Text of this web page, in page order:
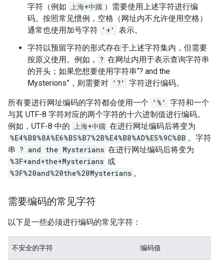
字符（例如 上海+中國 ）需要使用上述字符进行编
码。按照常见惯例，空格（网址内不允许使用空格）
通常也使用加号字符 '+'
表示。
字符以预留字符的形式存在于上述字符集内，但需要
按原义使用。例如，
? 在网址内用于表示查询字符串
的开头；如果您想要使用字符串“? and the
Mysterions”，则需要对 '?' 字符进行编码。
所有要进行网址编码的字符都会使用一个 '%'
字符和一个
与其 UTF-8 字符对应的两个字符的十六进制值进行编码。
例如，UTF-8 中的 上海+中國 在进行网址编码后将变为
%E4%B8%8A%E6%B5%B7%2B%E4%B8%AD%E5%9C%8B 。字符
串 ? and the Mysterians 在进行网址编码后将变为
%3F+and+the+Mysterians 或
%3F%20and%20the%20Mysterians 。
需要编码的常见字符
以下是一些必须进行编码的常见字符：
不安全的字符 编码值